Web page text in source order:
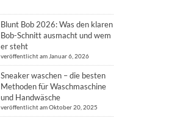
Blunt Bob 2026: Was den klaren
Bob-Schnitt ausmacht und wem
er steht
veröffentlicht am Januar 6, 2026
Sneaker waschen – die besten
Methoden für Waschmaschine
und Handwäsche
veröffentlicht am Oktober 20, 2025